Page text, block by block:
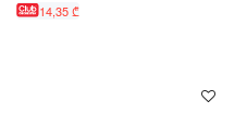
14,35 ₾